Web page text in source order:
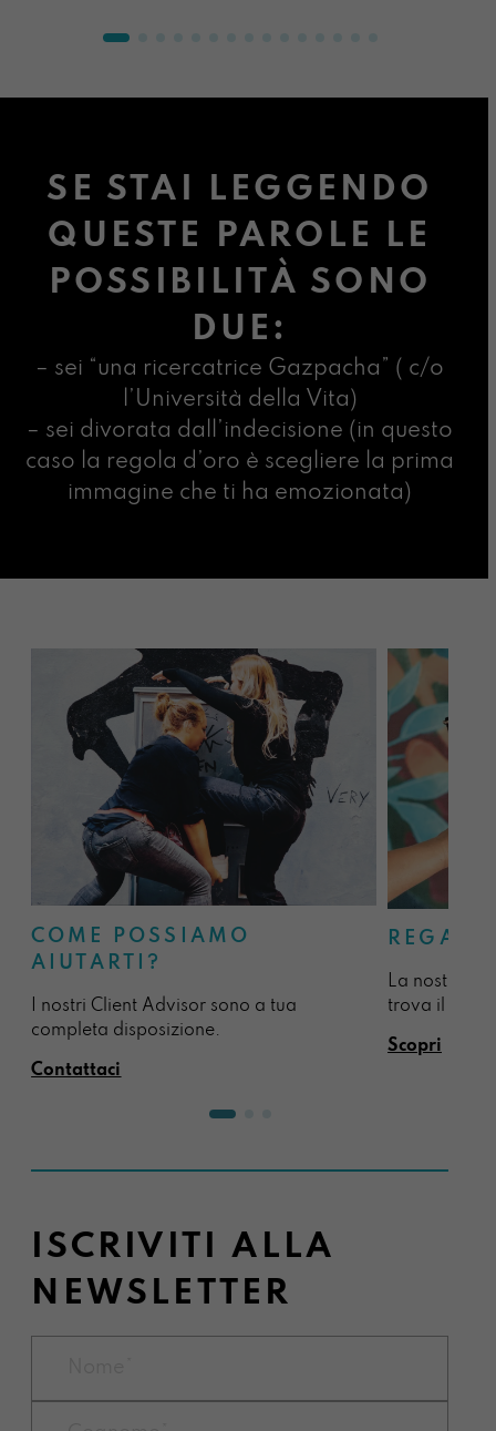
SE STAI LEGGENDO
QUESTE PAROLE LE
POSSIBILITÀ SONO
DUE:
– sei “una ricercatrice Gazpacha” ( c/o
l’Università della Vita)
– sei divorata dall’indecisione (in questo
caso la regola d’oro è scegliere la prima
immagine che ti ha emozionata)
COME POSSIAMO
AIUTARTI?
I nostri Client Advisor sono a tua
completa disposizione.
Contattaci
La nostra
trova il
Scopri
ISCRIVITI ALLA
NEWSLETTER